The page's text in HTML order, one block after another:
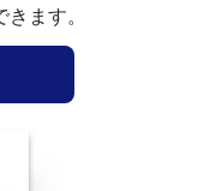
ます。